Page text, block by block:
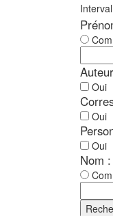
Oui
Oui
Oui
Nom :